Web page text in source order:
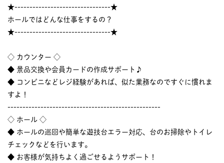
★--------------------------------★
ホールではどんな仕事をするの？
★--------------------------------★
◇ カウンター ◇
◆ 景品交換や会員カードの作成サポート♪
◆ コンビニなどレジ経験があれば、似た業務なのですぐに慣れま
すよ！
---------------------------------------------------
◇ ホール ◇
◆ ホールの巡回や簡単な遊技台エラー対応、台のお掃除やトイレ
チェックなどを行います。
◆ お客様が気持ちよく過ごせるようサポート！